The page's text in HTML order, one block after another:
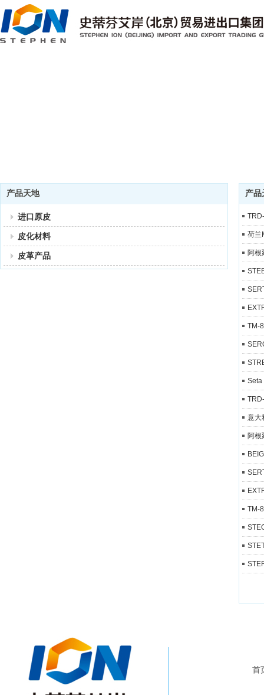
产品天地
进口原皮
皮化材料
皮革产品
产品
荷兰
阿根
TM-
Seta
意大
阿根
TM-